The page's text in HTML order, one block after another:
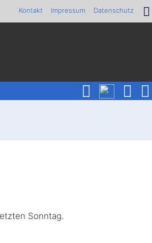
Kontakt Impressum Datenschutz
Sonntag.